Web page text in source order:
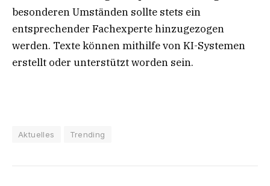
besonderen Umständen sollte stets ein
entsprechender Fachexperte hinzugezogen
werden. Texte können mithilfe von KI-Systemen
erstellt oder unterstützt worden sein.
Aktuelles Trending